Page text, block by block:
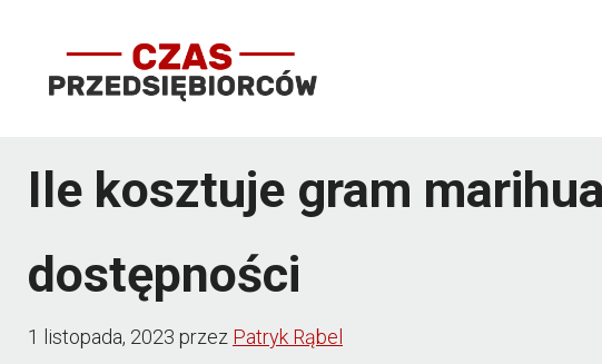
Ile kosztuje gram
dostępności
1 listopada, 2023 przez Patryk Rąbel